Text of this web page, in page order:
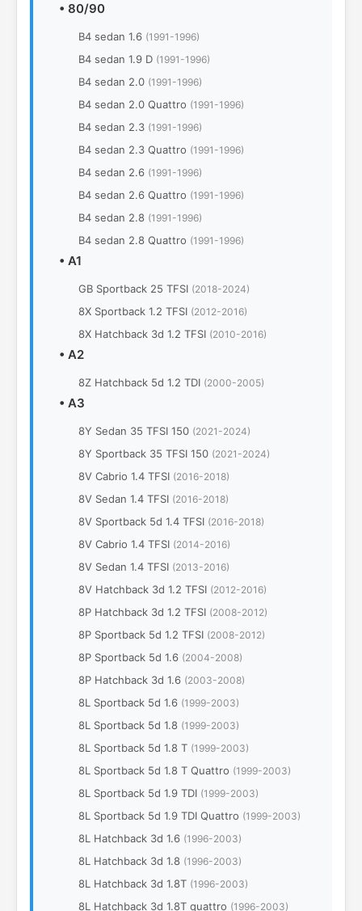
• 80/90
B4 sedan 1.6 (1991-1996)
B4 sedan 1.9 D (1991-1996)
B4 sedan 2.0 (1991-1996)
B4 sedan 2.0 Quattro (1991-1996)
B4 sedan 2.3 (1991-1996)
B4 sedan 2.3 Quattro (1991-1996)
B4 sedan 2.6 (1991-1996)
B4 sedan 2.6 Quattro (1991-1996)
B4 sedan 2.8 (1991-1996)
B4 sedan 2.8 Quattro (1991-1996)
• A1
GB Sportback 25 TFSI (2018-2024)
8X Sportback 1.2 TFSI (2012-2016)
8Х Hatchback 3d 1.2 TFSI (2010-2016)
• A2
8Z Hatchback 5d 1.2 TDI (2000-2005)
• A3
8Y Sedan 35 TFSI 150 (2021-2024)
8Y Sportback 35 TFSI 150 (2021-2024)
8V Cabrio 1.4 TFSI (2016-2018)
8V Sedan 1.4 TFSI (2016-2018)
8V Sportback 5d 1.4 TFSI (2016-2018)
8V Cabrio 1.4 TFSI (2014-2016)
8V Sedan 1.4 TFSI (2013-2016)
8V Hatchback 3d 1.2 TFSI (2012-2016)
8P Hatchback 3d 1.2 TFSI (2008-2012)
8P Sportback 5d 1.2 TFSI (2008-2012)
8P Sportback 5d 1.6 (2004-2008)
8P Hatchback 3d 1.6 (2003-2008)
8L Sportback 5d 1.6 (1999-2003)
8L Sportback 5d 1.8 (1999-2003)
8L Sportback 5d 1.8 T (1999-2003)
8L Sportback 5d 1.8 T Quattro (1999-2003)
8L Sportback 5d 1.9 TDI (1999-2003)
8L Sportback 5d 1.9 TDI Quattro (1999-2003)
8L Hatchback 3d 1.6 (1996-2003)
8L Hatchback 3d 1.8 (1996-2003)
8L Hatchback 3d 1.8T (1996-2003)
8L Hatchback 3d 1.8T quattro (1996-2003)